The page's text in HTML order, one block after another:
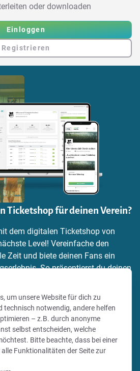
oder downloaden
Einloggen
Registrieren
Ticketshop für deinen Verein?
dem digitalen Ticketshop von
Level! Vereinfache den
Zeit und biete deinen Fans ein
So präsentierst du deinen
Ticketing findest du auf unserer
dich und lege direkt mit deinem
Informationen
um unsere Website für dich zu
technisch notwendig, andere helfen
– z.B. durch anonyme
selbst entscheiden, welche
Bitte beachte, dass bei einer
Funktionalitäten der Seite zur